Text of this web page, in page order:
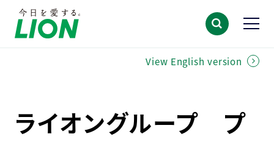
View English version
ライオングループ プ